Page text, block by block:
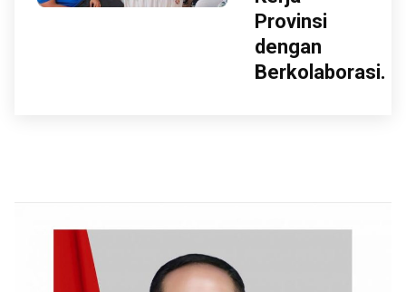
Provinsi
dengan
Berkolaborasi.